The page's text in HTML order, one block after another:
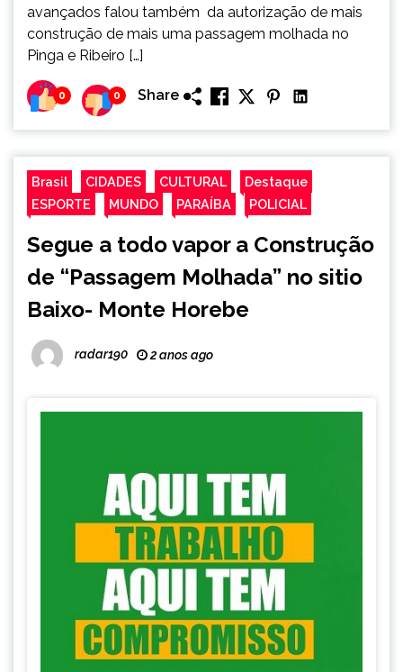
avançados falou também da autorização de mais
construção de mais uma passagem molhada no
Pinga e Ribeiro […]
0 0 Share
Brasil CIDADES CULTURAL
Destaque
ESPORTE
MUNDO PARAÍBA POLICIAL
Segue a todo vapor a Construção
de “Passagem Molhada” no sitio
Baixo- Monte Horebe
radar190 2 anos ago